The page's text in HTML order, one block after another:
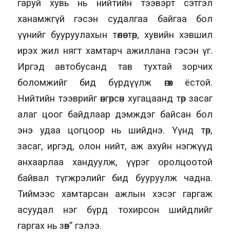
гаруй хувь нь нийтийн тээвэрт сэтгэл
ханамжгүй гэсэн судалгаа байгаа бол
үүнийг бууруулахын төлөө төр, хувийн хэвшил
ирэх жил нягт хамтарч ажиллана гэсэн үг.
Иргэд автобусанд тав тухтай зорчих
боломжийг бид бүрдүүлж өгөх ёстой.
Нийтийн тээврийг өнгөрсөн хугацаанд төр засаг
алаг цоог байдлаар дэмждэг байсан бол
энэ удаа цогцоор нь шийднэ. Үүнд төр,
засаг, иргэд, олон нийт, аж ахуйн нэгжүүд
анхаарлаа хандуулж, үүрэг оролцоотой
байвал түгжрэлийг бид бууруулж чадна.
Тиймээс хамтарсан ажлын хэсэг гаргаж
асуудал нэг бүрд тохирсон шийдлийг
гаргах нь зөв” гэлээ.